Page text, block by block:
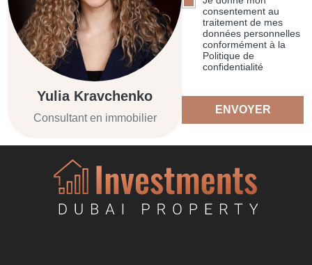
Yulia Kravchenko
Consultant en immobilier
consentement au
traitement de mes
données personnelles
conformément à la
Politique de
confidentialité
ENVOYER